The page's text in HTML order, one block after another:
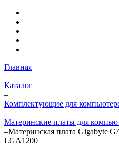
Главная
–
Каталог
–
Комплектующие для
–
Материнские платы для
–Материнская плата Gigabyte
LGA1200